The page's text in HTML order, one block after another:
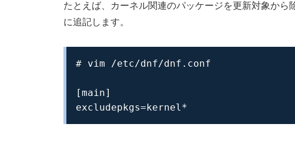
たとえば、カーネル関連のパッケージを更新対象か
に追記します。
# vim /etc/dnf/dnf.conf
[main]
excludepkgs=kernel*